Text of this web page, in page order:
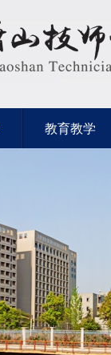
教育教学